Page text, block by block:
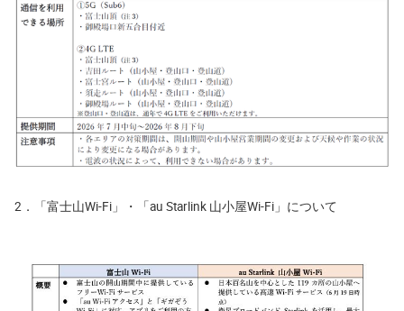
2．「富士山Wi-Fi」・「au Starlink 山小屋Wi-Fi」について